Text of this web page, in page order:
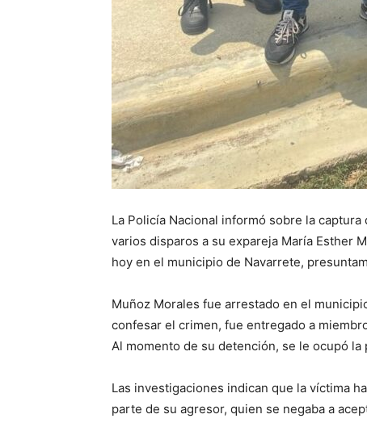
La Policía Nacional informó sobre la
varios disparos a su expareja María Esther
hoy en el municipio de Navarrete,
Muñoz Morales fue arrestado en el
confesar el crimen, fue entregado a
Al momento de su detención, se le ocupó
Las investigaciones indican que la víctima
parte de su agresor, quien se negaba a